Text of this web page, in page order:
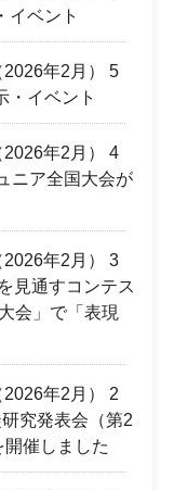
イベント
年2月） 5
・イベント
年2月） 4
ニア全国大会が
年2月） 3
見通すコンテス
会」で「表現
年2月） 2
究発表会（第2
催しました